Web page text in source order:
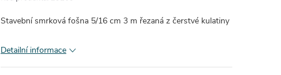
Stavební smrková fošna 5/16 cm 3 m řezaná z čerstvé kulatiny
Detailní informace